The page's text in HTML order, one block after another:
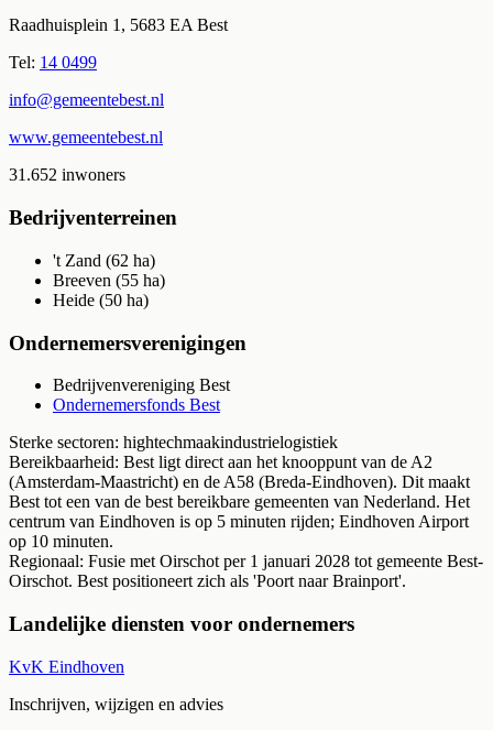
Raadhuisplein 1, 5683 EA Best
Tel: 14 0499
info@gemeentebest.nl
www.gemeentebest.nl
31.652 inwoners
Bedrijventerreinen
't Zand (62 ha)
Breeven (55 ha)
Heide (50 ha)
Ondernemersverenigingen
Bedrijvenvereniging Best
Ondernemersfonds Best
Sterke sectoren: hightechmaakindustrielogistiek
Bereikbaarheid: Best ligt direct aan het knooppunt van de A2
(Amsterdam-Maastricht) en de A58 (Breda-Eindhoven). Dit maakt
Best tot een van de best bereikbare gemeenten van Nederland. Het
centrum van Eindhoven is op 5 minuten rijden; Eindhoven Airport
op 10 minuten.
Regionaal: Fusie met Oirschot per 1 januari 2028 tot gemeente Best-
Oirschot. Best positioneert zich als 'Poort naar Brainport'.
Landelijke diensten voor ondernemers
KvK Eindhoven
Inschrijven, wijzigen en advies